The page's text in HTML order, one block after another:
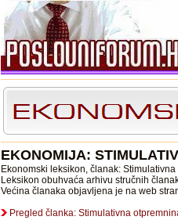
EKONOMIJA:
Ekonomski leksikon, članak:
Leksikon obuhvaća arhivu stručnih
Većina članaka objavljena je na web
Pregled članka: Stimulativna